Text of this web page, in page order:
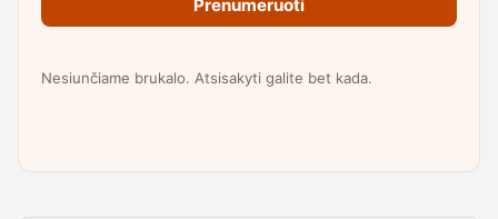
Prenumeruoti
Nesiunčiame brukalo. Atsisakyti galite bet kada.